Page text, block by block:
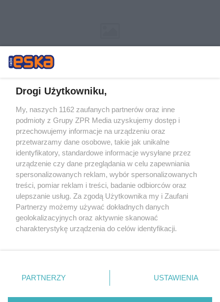
Żaden utwór zamieszczony w serwisie nie może być powielany i
rozpowszechniany lub dalej rozpowszechniany w jakikolwiek sposób (w
tym także elektroniczny lub mechaniczny) na jakimkolwiek polu
eksploatacji w jakiejkolwiek formie, włącznie z umieszczaniem w
Internecie bez pisemnej zgody właściciela praw. Jakiekolwiek użycie lub
wykorzystanie utworów w całości lub w części z naruszeniem prawa,
tzn. bez właściwej zgody, jest zabronione pod groźbą kary i może być
ścigane prawnie.
© 2026 Grupa ZPR Media
Drogi Użytkowniku,
My, naszych 1162 zaufanych partnerów oraz inne
podmioty z Grupy ZPR Media uzyskujemy dostęp i
przechowujemy informacje na urządzeniu oraz
przetwarzamy dane osobowe, takie jak unikalne
identyfikatory, standardowe informacje wysyłane przez
urządzenie czy dane przeglądania w celu zapewniania
spersonalizowanych reklam, wybór spersonalizowanych
treści, pomiar reklam i treści, badanie odbiorców oraz
ulepszanie usług. Za zgodą Użytkownika my i Zaufani
Partnerzy możemy używać dokładnych danych
geolokalizacyjnych oraz aktywnie skanować
charakterystykę urządzenia do celów identyfikacji.
zmienić/wycofać klikając przycisk ustawień prywatności
znajdujący się w lewym dolnym rogu strony
rodzaje przetwarzania danych nie wymagają zgody
PARTNERZY USTAWIENIA